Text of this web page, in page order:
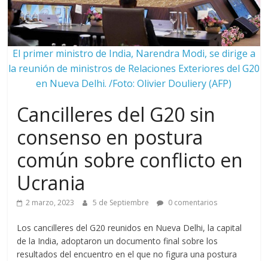
El primer ministro de India, Narendra Modi, se dirige a
la reunión de ministros de Relaciones Exteriores del G20
en Nueva Delhi. /Foto: Olivier Douliery (AFP)
Cancilleres del G20 sin
consenso en postura
común sobre conflicto en
Ucrania
2 marzo, 2023 5 de Septiembre 0 comentarios
Los cancilleres del G20 reunidos en Nueva Delhi, la capital
de la India, adoptaron un documento final sobre los
resultados del encuentro en el que no figura una postura